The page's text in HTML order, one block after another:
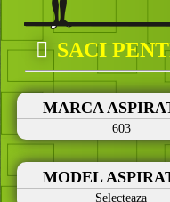
SACI
MARCA
603
MODEL
Selecteaza